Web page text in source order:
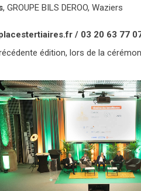
, GROUPE BILS DEROO, Waziers
/ 03 20 63 77
édition, lors de la